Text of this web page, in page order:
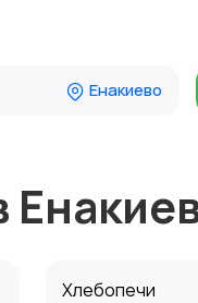
Енакиево
Хлебопечи